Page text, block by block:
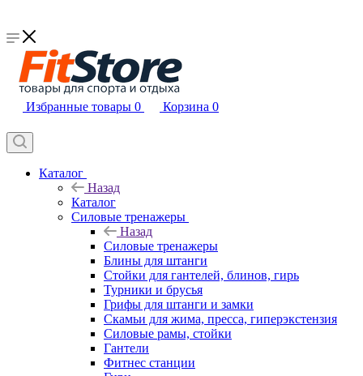
Избранные товары 0 Корзина 0
Каталог
Назад
Каталог
Силовые тренажеры
Назад
Силовые тренажеры
Блины для штанги
Стойки для гантелей, блинов, гирь
Турники и брусья
Грифы для штанги и замки
Скамьи для жима, пресса, гиперэкстензия
Силовые рамы, стойки
Гантели
Фитнес станции